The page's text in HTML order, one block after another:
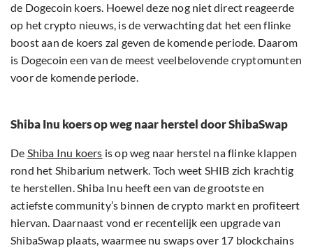
de Dogecoin koers. Hoewel deze nog niet direct reageerde
op het crypto nieuws, is de verwachting dat het een flinke
boost aan de koers zal geven de komende periode. Daarom
is Dogecoin een van de meest veelbelovende cryptomunten
voor de komende periode.
Shiba Inu koers op weg naar herstel door ShibaSwap
De Shiba Inu koers is op weg naar herstel na flinke klappen
rond het Shibarium netwerk. Toch weet SHIB zich krachtig
te herstellen. Shiba Inu heeft een van de grootste en
actiefste community’s binnen de crypto markt en profiteert
hiervan. Daarnaast vond er recentelijk een upgrade van
ShibaSwap plaats, waarmee nu swaps over 17 blockchains